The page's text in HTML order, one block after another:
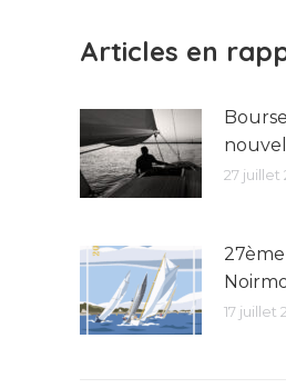
Articles en
27 juillet
17 juillet